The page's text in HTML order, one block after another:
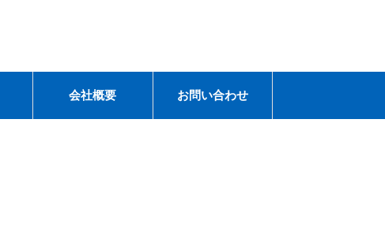
会社概要 お問い合わせ